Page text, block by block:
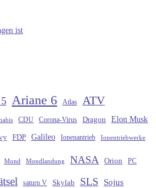
ist
Ariane 6 Atlas ATV
CDU Corona-Virus Dragon Elon Musk
FDP Galileo Ionenantrieb Ionentriebwerke
Mond Mondlandung NASA Orion PC
saturn V Skylab SLS Sojus